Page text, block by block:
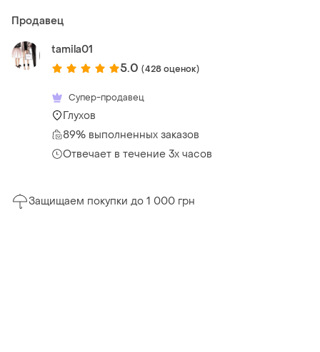
Продавец
tamila01
5.0 (428 оценок)
Супер-продавец
Глухов
89% выполненных заказов
Отвечает в течение 3х часов
Защищаем покупки до 1 000 грн